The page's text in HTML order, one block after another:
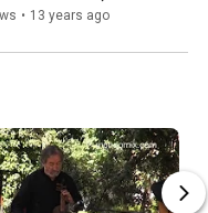
• 13 years ago